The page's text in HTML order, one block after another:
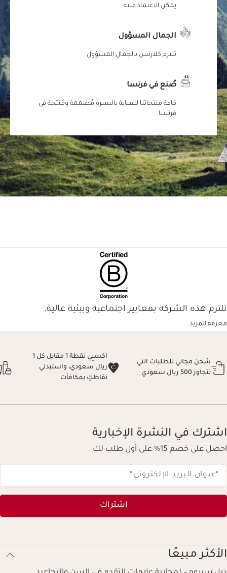
يمكن الاعتماد عليه.
الجمال المسؤول
تلتزم كلارنس بالجمال المسؤول.
صُنع في فرنسا
كافة منتجاتنا للعناية بالبشرة مُصممة ومُنتجة في
فرنسا.
تلتزم هذه الشركة بمعايير اجتماعية وبيئية عالية.
معرفة المزيد
شحن مجاني للطلبات التي
تتجاوز 500 ريال سعودي
اكسبِي نقطة 1 مقابل كل 1
ريال سعودي، واستبدلي
نقاطكِ بمكافآت
اشترك في النشرة الإخبارية
احصل على خصم 15% على أول طلب لك
*عنوان البريد الإلكتروني*
اشتراك
الأكثر مبيعًا